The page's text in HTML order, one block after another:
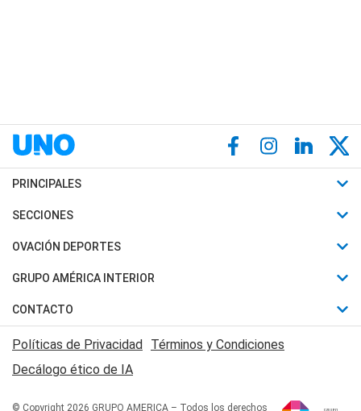
PRINCIPALES
Últimas Noticias
Política
Judiciales
Economia
SECCIONES
Horóscopo
Motores
Trucos caseros
Series y Películas
Edictos y Solicitadas
OVACIÓN DEPORTES
Fútbol
Mundial
Automovilismo
Rugby
Básquet
GRUPO AMÉRICA INTERIOR
Canal 7 en Vivo
CONTACTO
Acerca de Nosotros
Contactanos
Políticas de Privacidad Términos y Condiciones
Decálogo ético de IA
© Copyright 2026 GRUPO AMERICA – Todos los derechos